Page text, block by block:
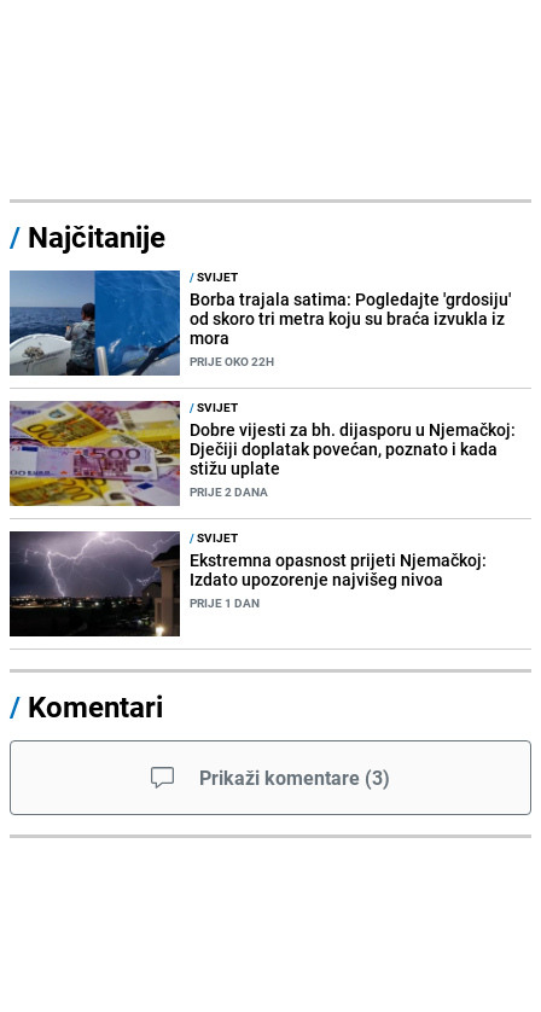
/ Najčitanije
/SVIJET
Borba trajala satima: Pogledajte 'grdosiju'
od skoro tri metra koju su braća izvukla iz
mora
PRIJE OKO 22H
/SVIJET
Dobre vijesti za bh. dijasporu u Njemačkoj:
Dječiji doplatak povećan, poznato i kada
stižu uplate
PRIJE 2 DANA
/SVIJET
Ekstremna opasnost prijeti Njemačkoj:
Izdato upozorenje najvišeg nivoa
PRIJE 1 DAN
/ Komentari
Prikaži komentare (3)